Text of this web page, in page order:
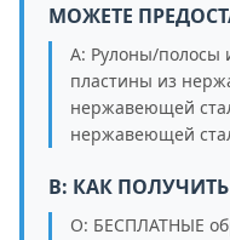
МОЖЕТЕ
A: Рулоны/
пластины из
нержавеющей
нержавеющей
В: КАК
О: БЕСПЛАТНЫЕ